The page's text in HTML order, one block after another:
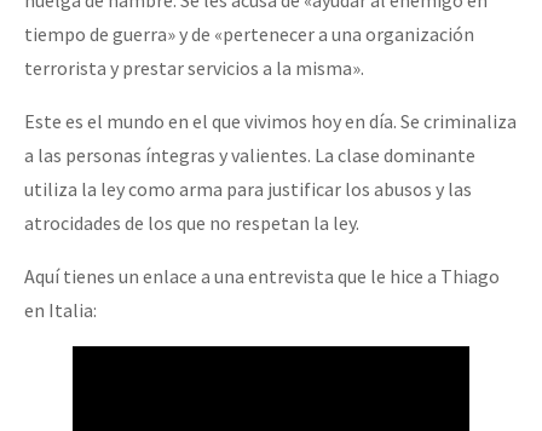
tiempo de guerra» y de «pertenecer a una organización
terrorista y prestar servicios a la misma».
Este es el mundo en el que vivimos hoy en día. Se criminaliza
a las personas íntegras y valientes. La clase dominante
utiliza la ley como arma para justificar los abusos y las
atrocidades de los que no respetan la ley.
Aquí tienes un enlace a una entrevista que le hice a Thiago
en Italia: